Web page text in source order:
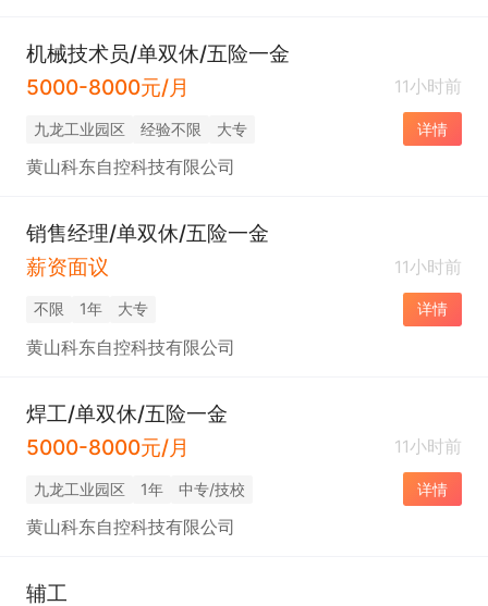
机械技术员/单双休/五险一金
5000-8000元/月
11小时前
九龙工业园区 经验不限 大专 详情
黄山科东自控科技有限公司
销售经理/单双休/五险一金
薪资面议
11小时前
不限 1年 大专 详情
黄山科东自控科技有限公司
焊工/单双休/五险一金
5000-8000元/月
11小时前
九龙工业园区 1年 中专/技校 详情
黄山科东自控科技有限公司
辅工